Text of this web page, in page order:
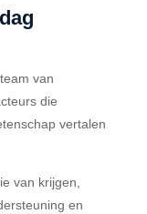
van
die
vertalen
van krijgen,
en